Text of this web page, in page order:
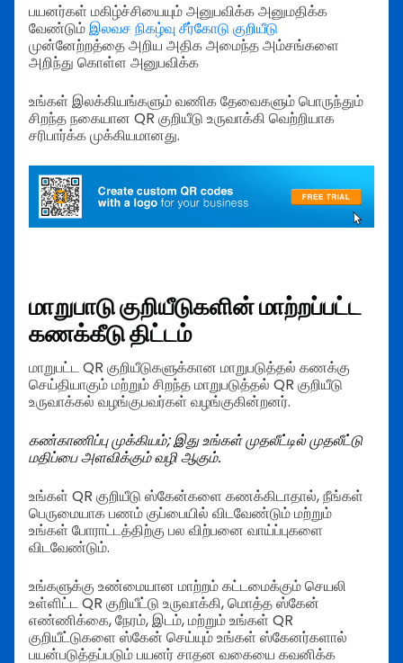
பயனர்கள் மகிழ்ச்சியையும் அனுபவிக்க அனுமதிக்க
வேண்டும்இலவச நிகழ்வு சீர்கோடு குறியீடு
முன்னேற்றத்தை அறிய அதிக அமைந்த அம்சங்களை
அறிந்து கொள்ள அனுபவிக்க
உங்கள் இலக்கியங்களும் வணிக தேவைகளும் பொருந்தும்
சிறந்த நகையான QR குறியீடு உருவாக்கி வெற்றியாக
சரிபார்க்க முக்கியமானது.
மாறுபாடு குறியீடுகளின் மாற்றப்பட்ட
கணக்கீடு திட்டம்
மாறுபட்ட QR குறியீடுகளுக்கான மாறுபடுத்தல் கணக்கு
செய்தியாகும் மற்றும் சிறந்த மாறுபடுத்தல் QR குறியீடு
உருவாக்கல் வழங்குபவர்கள் வழங்குகின்றனர்.
கண்காணிப்பு முக்கியம்; இது உங்கள் முதலீட்டில் முதலீட்டு
மதிப்பை அளவிக்கும் வழி ஆகும்.
உங்கள் QR குறியீடு ஸ்கேன்களை கணக்கிடாதால், நீங்கள்
பெருமையாக பணம் குப்பையில் விடவேண்டும் மற்றும்
உங்கள் போராட்டத்திற்கு பல விற்பனை வாய்ப்புகளை
விடவேண்டும்.
உங்களுக்கு உண்மையான மாற்றம் கட்டமைக்கும் செயலி
உள்ளிட்ட QR குறியீட்டு உருவாக்கி, மொத்த ஸ்கேன்
எண்ணிக்கை, நேரம், இடம், மற்றும் உங்கள் QR
குறியீட்டுகளை ஸ்கேன் செய்யும் உங்கள் ஸ்கேனர்களால்
பயன்படுத்தப்படும் பயனர் சாதன வகையை கவனிக்க